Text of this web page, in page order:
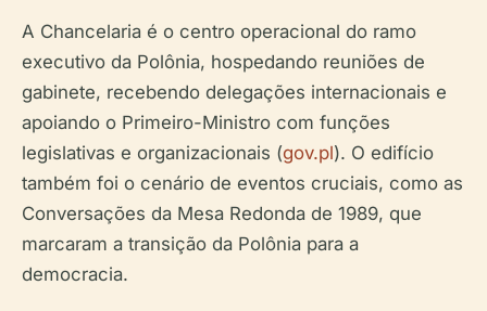
A Chancelaria é o centro operacional do ramo
executivo da Polônia, hospedando reuniões de
gabinete, recebendo delegações internacionais e
apoiando o Primeiro-Ministro com funções
legislativas e organizacionais (gov.pl). O edifício
também foi o cenário de eventos cruciais, como as
Conversações da Mesa Redonda de 1989, que
marcaram a transição da Polônia para a
democracia.